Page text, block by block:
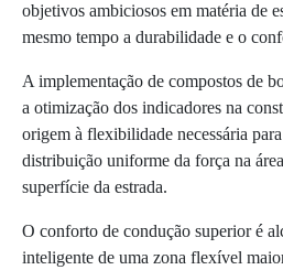
objetivos ambiciosos em matéria de
mesmo tempo a durabilidade e o
A implementação de compostos de
a otimização dos indicadores na
origem à flexibilidade necessária
distribuição uniforme da força na
superfície da estrada.
O conforto de condução superior é
inteligente de uma zona flexível